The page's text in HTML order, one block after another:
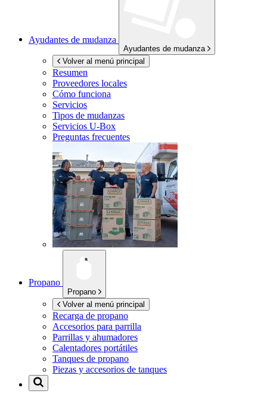
Ayudantes de mudanza
Ayudantes de mudanza
Volver al menú principal
Resumen
Proveedores locales
Cómo funciona
Servicios
Tipos de mudanzas
Servicios U-Box
Preguntas frecuentes
Propano
Propano
Volver al menú principal
Recarga de propano
Accesorios para parrilla
Parrillas y ahumadores
Calentadores portátiles
Tanques de propano
Piezas y accesorios de tanques